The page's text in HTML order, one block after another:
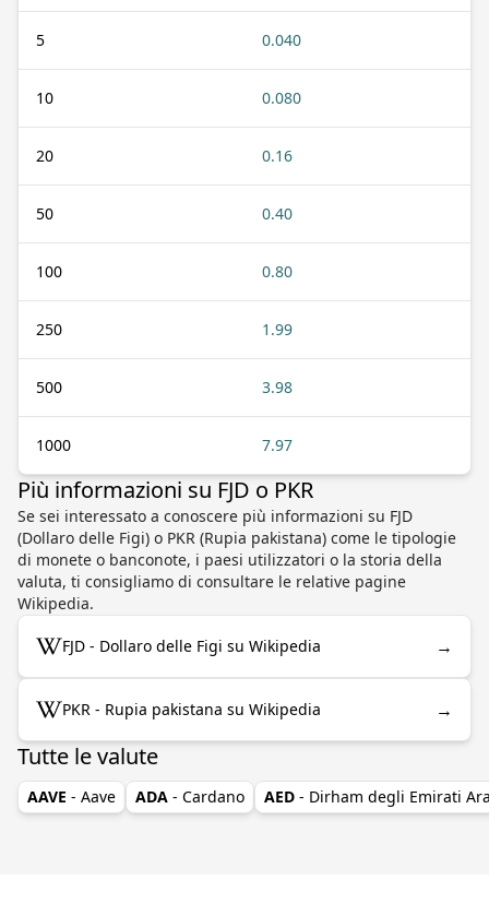
5 0.040
10 0.080
20 0.16
50 0.40
100 0.80
250 1.99
500 3.98
1000 7.97
Più informazioni su FJD o PKR
Se sei interessato a conoscere più informazioni su FJD
(Dollaro delle Figi) o PKR (Rupia pakistana) come le tipologie
di monete o banconote, i paesi utilizzatori o la storia della
valuta, ti consigliamo di consultare le relative pagine
Wikipedia.
FJD - Dollaro delle Figi su Wikipedia →
PKR - Rupia pakistana su Wikipedia →
Tutte le valute
AAVE - Aave ADA - Cardano AED - Dirham degli Emirati